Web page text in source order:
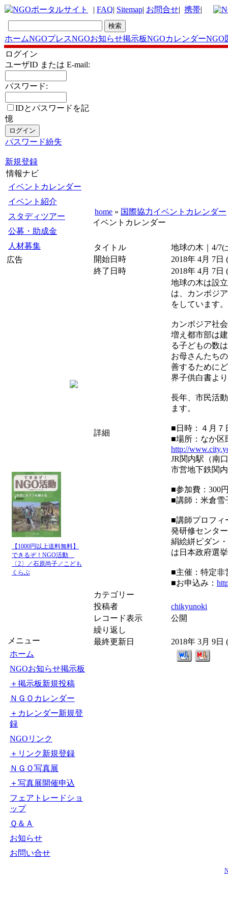
| FAQ| Sitemap| お問合せ| 携帯|
ホームNGOプレスNGOお知らせ掲示板NGOカレンダーNGO
ログイン
ユーザID または E-mail:
パスワード:
IDとパスワードを記
憶
パスワード紛失
新規登録
情報ナビ
イベントカレンダー
イベント紹介
スタディツアー
公募・助成金
人材募集
広告
【1000円以上送料無料】
できるぞ！NGO活動
〔2〕／石原尚子／こども
くらぶ
メニュー
ホーム
NGOお知らせ掲示板
＋掲示板新規投稿
ＮＧＯカレンダー
＋カレンダー新規登
録
NGOリンク
＋リンク新規登録
ＮＧＯ写真展
＋写真展開催申込
フェアトレードショ
ップ
Ｑ＆Ａ
お知らせ
お問い合せ
home » 国際協力イベントカレンダー
イベントカレンダー
タイトル
地球の木｜4/7(
開始日時
2018年 4月 7
終了日時
2018年 4月 7
詳細
地球の木は設
は、カンボジ
をしています。
カンボジア社
増え都市部は
る子どもの数
お母さんたち
善するために
界子供白書よ
長年、市民活
ます。
■日時：４月７
■場所：なか区
http://
JR関内駅（南
市営地下鉄関
■参加費：300
■講師：米倉雪
■講師プロフィ
発研修センタ
絹絵絣ピダン
は日本政府選
■主催：特定非
■お申込み：
カテゴリー
投稿者
chikyunoki
レコード表示
公開
繰り返し
最終更新日
2018年 3月 9日